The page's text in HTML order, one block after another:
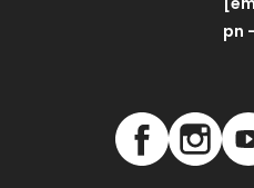
pn